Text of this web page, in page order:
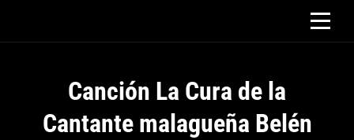
Canción La Cura de la
Cantante malagueña Belén